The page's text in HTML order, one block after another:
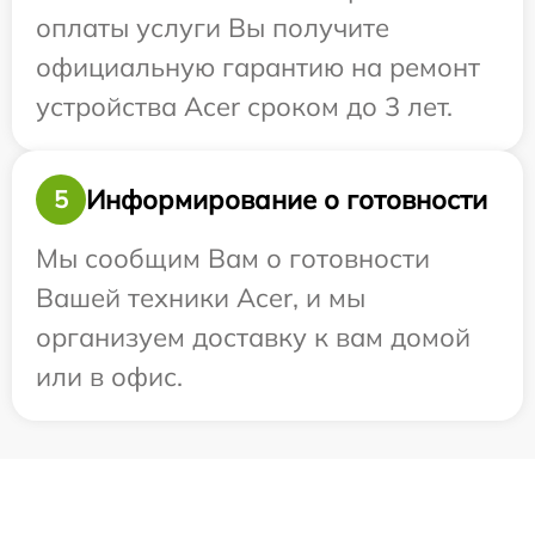
оплаты услуги Вы получите
официальную гарантию на ремонт
устройства Acer сроком до 3 лет.
5
Информирование о готовности
Мы сообщим Вам о готовности
Вашей техники Acer, и мы
организуем доставку к вам домой
или в офис.